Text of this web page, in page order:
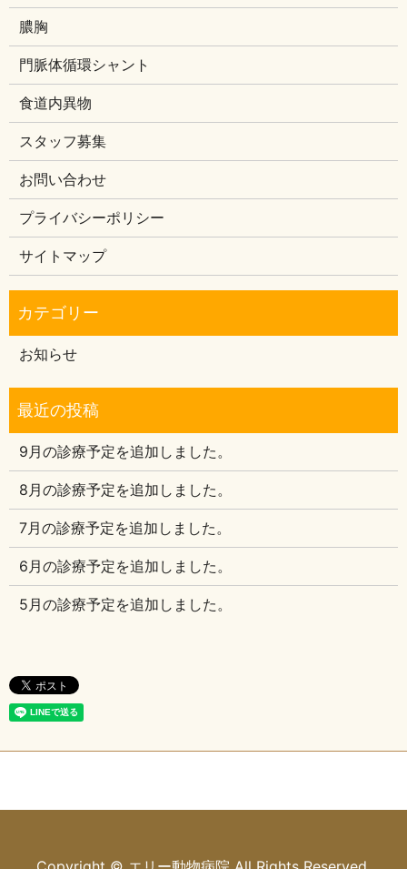
膿胸
門脈体循環シャント
食道内異物
スタッフ募集
お問い合わせ
プライバシーポリシー
サイトマップ
お知らせ
9月の診療予定を追加しました。
8月の診療予定を追加しました。
7月の診療予定を追加しました。
6月の診療予定を追加しました。
5月の診療予定を追加しました。